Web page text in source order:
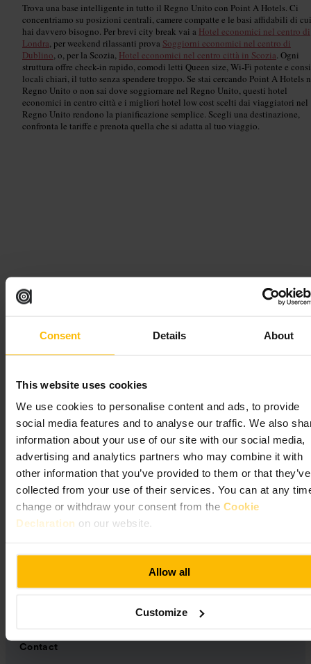
Consent Details About
This website uses cookies
We use cookies to personalise content and ads, to provide
social media features and to analyse our traffic. We also
information about your use of our site with our social media,
advertising and analytics partners who may combine it with
other information that you’ve provided to them or that they’ve
collected from your use of their services. You can at any
change or withdraw your consent from the Cookie
Declaration on our website.
Allow all
Customize
Trova una base intelligente in tutto il Regno Unito con Point A Hotels. Ci
concentriamo su posizioni centrali, camere compatte e le basi affidabili di cui
hai davvero bisogno. Per brevi city break vai a Hotel economici nel centro di
Londra, per weekend rilassanti prova Soggiorni economici nel centro di
Dublino, o, per la Scozia, Hotel economici nel centro città in Scozia. Ogni
struttura offre check-in rapido, comodi letti Queen size, Wi‑Fi potente e
locali chiari, il tutto senza spendere troppo. Se stai cercando Point A Hotels
Regno Unito o non sai dove soggiornare nel Regno Unito, questi hotel
economici in centro città e i migliori hotel low cost scelti dai viaggiatori nel
Regno Unito rendono la pianificazione semplice. Scegli una destinazione,
confronta le tariffe e prenota quella che si adatta al tuo viaggio.
Scopri le tariffe con massimale a Londra: usa la stessa carta o lo
stesso dispositivo contactless per ogni viaggio e le tue spese saranno
soggette a un massimale giornaliero e settimanale (da lunedì a
domenica). Funziona su Tube, autobus, DLR, London Overground e
Transport for London
Contact